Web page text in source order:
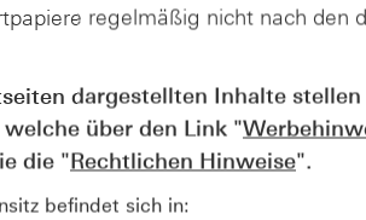
Mini Future Zertifikate (39)
Standard-Optionsscheine (209)
regelmäßig nicht nach den
dargestellten Inhalte
über den Link "
die "Rechtlichen Hinweise".
befindet sich in: